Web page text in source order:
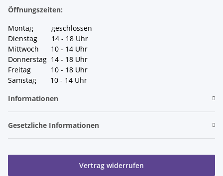
Öffnungszeiten:
Montag geschlossen
Dienstag 14 - 18 Uhr
Mittwoch 10 - 14 Uhr
Donnerstag 14 - 18 Uhr
Freitag 10 - 18 Uhr
Samstag 10 - 14 Uhr
Informationen
Gesetzliche Informationen
Vertrag widerrufen